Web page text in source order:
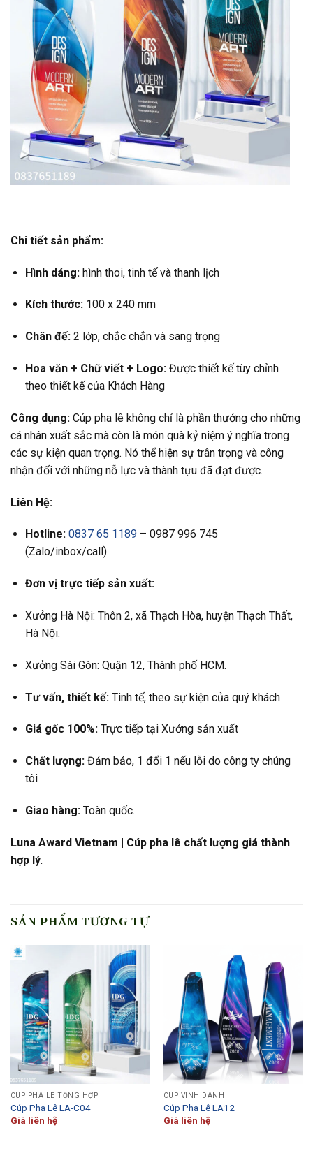
Chi tiết sản phẩm:
Hình dáng:hình thoi, tinh tế và thanh lịch
Kích thước: 100 x 240 mm
Chân đế:2 lớp, chắc chắn và sang trọng
Hoa văn + Chữ viết + Logo:Được thiết kế tùy chỉnh
theo thiết kế của Khách Hàng
Công dụng: Cúp pha lê không chỉ là phần thưởng cho những
cá nhân xuất sắc mà còn là món quà kỷ niệm ý nghĩa trong
các sự kiện quan trọng. Nó thể hiện sự trân trọng và công
nhận đối với những nỗ lực và thành tựu đã đạt được.
Liên Hệ:
Hotline: 0837 65 1189– 0987 996 745
(Zalo/inbox/call)
Đơn vị trực tiếp sản xuất:
Xưởng Hà Nội: Thôn 2, xã Thạch Hòa, huyện Thạch Thất,
Hà Nội.
Xưởng Sài Gòn: Quận 12, Thành phố HCM.
Tư vấn, thiết kế:Tinh tế, theo sự kiện của quý khách
Giá gốc 100%:Trực tiếp tại Xưởng sản xuất
Chất lượng:Đảm bảo, 1 đổi 1 nếu lỗi do công ty chúng
tôi
Giao hàng:Toàn quốc.
Luna Award Vietnam | Cúp pha lê chất lượng giá thành
hợp lý.
SẢN PHẨM TƯƠNG TỰ
CÚP PHA LÊ TỔNG HỢP
Cúp Pha Lê LA-C04
Giá liên hệ
CÚP VINH DANH
Cúp Pha Lê LA12
Giá liên hệ